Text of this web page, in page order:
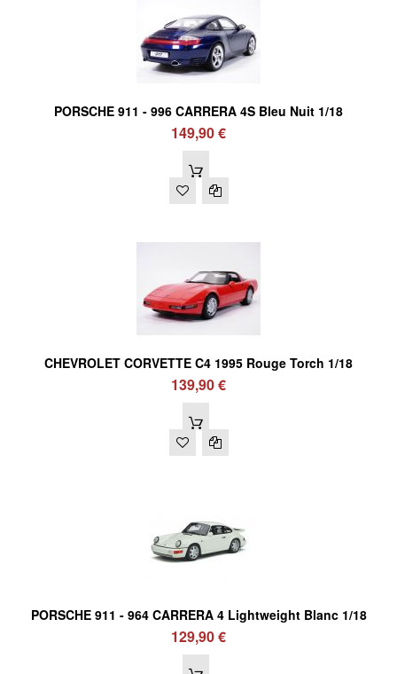
PORSCHE 911 - 996 CARRERA 4S Bleu Nuit 1/18
149,90 €
CHEVROLET CORVETTE C4 1995 Rouge Torch 1/18
139,90 €
PORSCHE 911 - 964 CARRERA 4 Lightweight Blanc 1/18
129,90 €